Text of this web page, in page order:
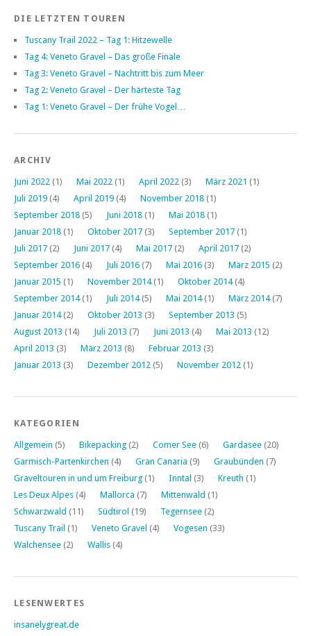
DIE LETZTEN TOUREN
Tuscany Trail 2022 – Tag 1: Hitzewelle
Tag 4: Veneto Gravel – Das große Finale
Tag 3: Veneto Gravel – Nachtritt bis zum Meer
Tag 2: Veneto Gravel – Der härteste Tag
Tag 1: Veneto Gravel – Der frühe Vogel…
ARCHIV
Juni 2022 (1) Mai 2022 (1) April 2022 (3) März 2021 (1)
Juli 2019 (4) April 2019 (4) November 2018 (1)
September 2018 (5) Juni 2018 (1) Mai 2018 (1)
Januar 2018 (1) Oktober 2017 (3) September 2017 (1)
Juli 2017 (2) Juni 2017 (4) Mai 2017 (2) April 2017 (2)
September 2016 (4) Juli 2016 (7) Mai 2016 (3) März 2015 (2)
Januar 2015 (1) November 2014(1) Oktober 2014(4)
September 2014(1) Juli 2014(5) Mai 2014(1) März 2014(7)
Januar 2014(2) Oktober 2013 (3) September 2013 (5)
August 2013 (14) Juli 2013 (7) Juni 2013 (4) Mai 2013 (12)
April 2013 (3) März 2013 (8) Februar 2013 (3)
Januar 2013 (3) Dezember 2012 (5) November 2012 (1)
KATEGORIEN
Allgemein (5) Bikepacking (2) Comer See (6) Gardasee (20)
Garmisch-Partenkirchen (4) Gran Canaria (9) Graubünden (7)
Graveltouren in und um Freiburg (1) Inntal (3) Kreuth (1)
Les Deux Alpes (4) Mallorca (7) Mittenwald (1)
Schwarzwald (11) Südtirol (19) Tegernsee (2)
Tuscany Trail (1) Veneto Gravel (4) Vogesen (33)
Walchensee (2) Wallis (4)
LESENWERTES
insanelygreat.de